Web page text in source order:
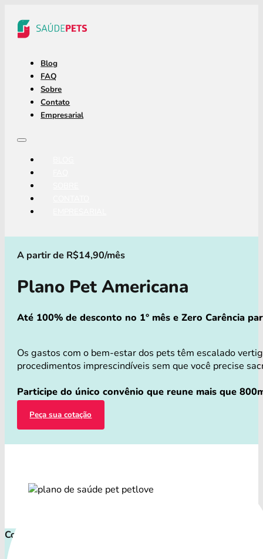
Blog
FAQ
Sobre
Contato
Empresarial
A partir de R$14,90/mês
Plano Pet Americana
Até 100% de desconto no 1° mês e Zero Carência
Os gastos com o bem-estar dos pets têm escalado
procedimentos imprescindíveis sem que você precise
Participe do único convênio que reune mais que
Peça sua cotação
Comece cuidar ainda hoje!